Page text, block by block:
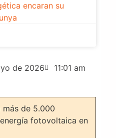
de 2026 11:01 am
de 5.000
fotovoltaica en
encaran su